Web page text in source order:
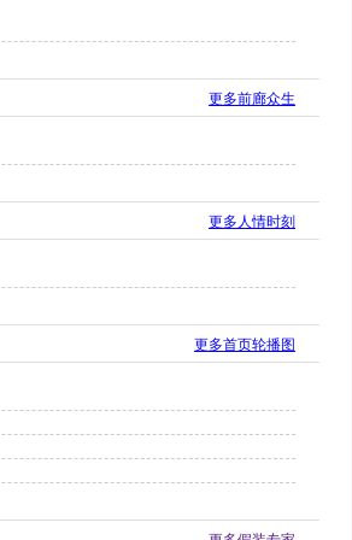
更多前廊众生
更多人情时刻
更多首页轮播图